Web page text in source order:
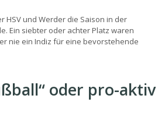
HSV und Werder die Saison in der
Ein siebter oder achter Platz waren
nie ein Indiz für eine bevorstehende
oder pro-aktiv